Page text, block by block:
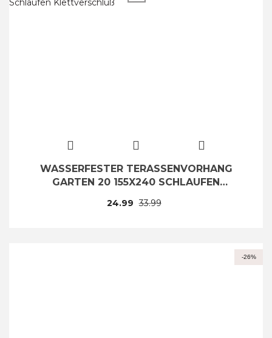
WASSERFESTER TERASSENVORHANG
GARTEN 20 155X240 SCHLAUFEN
33.99
24.99
-26%